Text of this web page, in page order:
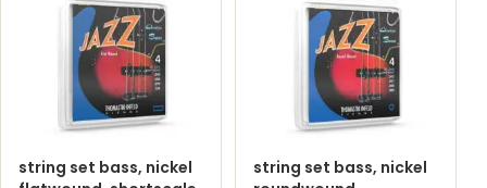
string set bass, nickel
string set bass, nickel